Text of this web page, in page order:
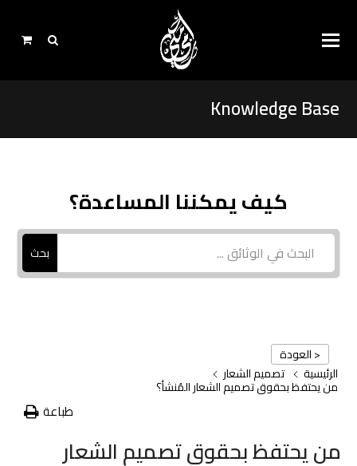
Knowledge Base
كيف يمكننا المساعدة؟
بحث
< العودة
الرئيسية
تصميم الشعار
من يحتفظ بحقوق تصميم الشعار المُنشأ؟
طباعة
من يحتفظ بحقوق تصميم الشعار